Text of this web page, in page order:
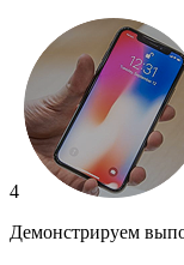
4
Демонстрируем